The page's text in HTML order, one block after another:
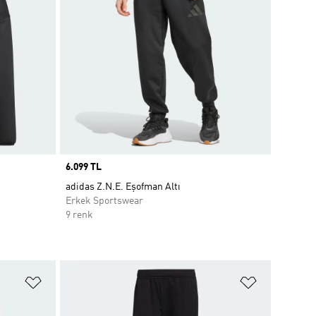
Price
6.099 TL
adidas Z.N.E. Eşofman Altı
Erkek Sportswear
9 renk
Favori Listesine Ekle